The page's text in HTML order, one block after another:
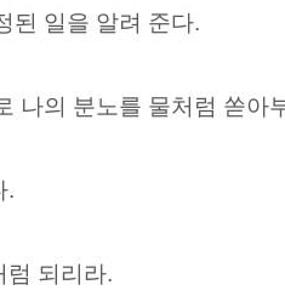
된 일을 알려 준다.
나의 분노를 물처럼 쏟아
.
럼 되리라.